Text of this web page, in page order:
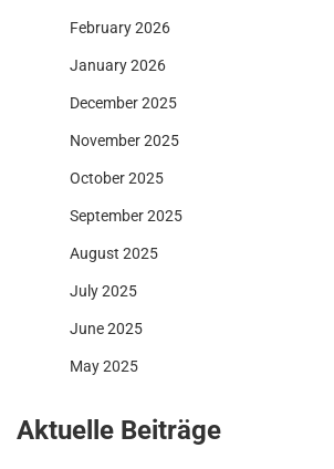
February 2026
January 2026
December 2025
November 2025
October 2025
September 2025
August 2025
July 2025
June 2025
May 2025
Aktuelle Beiträge